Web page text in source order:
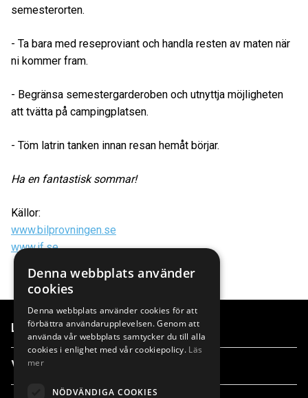
semesterorten.
- Ta bara med reseproviant och handla resten av maten när
ni kommer fram.
- Begränsa semestergarderoben och utnyttja möjligheten
att tvätta på campingplatsen.
- Töm latrin tanken innan resan hemåt börjar.
Ha en fantastisk sommar!
Källor:
www.bilprovningen.se
www.if.se
Länkar
Våra anläggningar
Denna webbplats använder
cookies
Denna webbplats använder cookies för att
förbättra användarupplevelsen. Genom att
använda vår webbplats samtycker du till alla
cookies i enlighet med vår cookiepolicy. Läs
mer
NÖDVÄNDIGA COOKIES